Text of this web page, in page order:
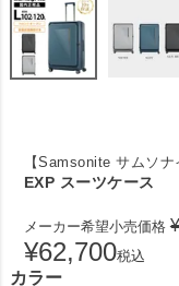
【Samsonite サムソナ
EXP スーツケース
メーカー希望小売価格 ¥
¥62,700税込
カラー